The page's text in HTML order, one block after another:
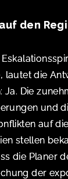
den
lautet die
Ja. Die
und
auf
stellen
die Planer
der